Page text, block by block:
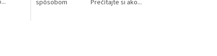
spôsobom Prečítajte si ako...